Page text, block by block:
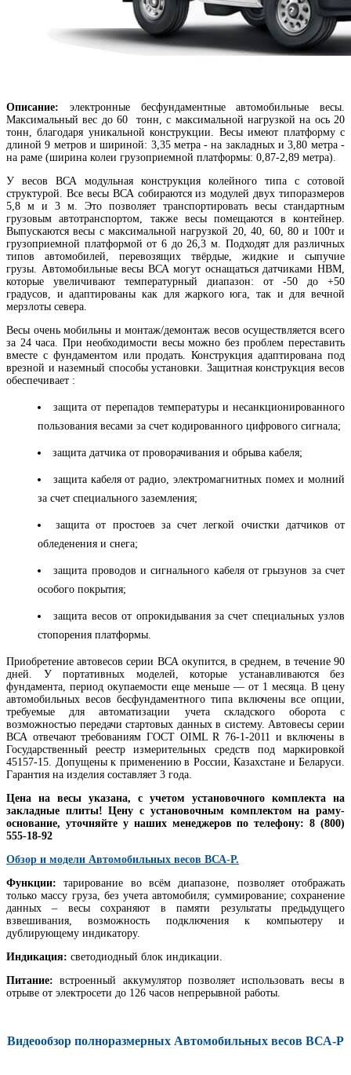
Описание:
электронные бесфундаментные автомобильные весы.
Максимальный вес до 60 тонн, с максимальной нагрузкой на ось 20
тонн, благодаря уникальной конструкции. Весы имеют платформу с
длиной 9 метров и шириной: 3,35 метра - на закладных и 3,80 метра -
на раме (ширина колеи грузоприемной платформы: 0,87-2,89 метра).
У весов ВСА модульная конструкция колейного типа с сотовой
структурой. Все весы ВСА собираются из модулей двух типоразмеров
5,8 м и 3 м. Это позволяет транспортировать весы стандартным
грузовым автотранспортом, также весы помещаются в контейнер.
Выпускаются весы с максимальной нагрузкой 20, 40, 60, 80 и 100т и
грузоприемной платформой от 6 до 26,3 м. Подходят для различных
типов автомобилей, перевозящих твёрдые, жидкие и сыпучие
грузы. Автомобильные весы ВСА могут оснащаться датчиками НВМ,
которые увеличивают температурный диапазон: от -50 до +50
градусов, и адаптированы как для жаркого юга, так и для вечной
мерзлоты севера.
Весы очень мобильны и монтаж/демонтаж весов осуществляется всего
за 24 часа. При необходимости весы можно без проблем переставить
вместе с фундаментом или продать. Конструкция адаптирована под
врезной и наземный способы установки. Защитная конструкция весов
обеспечивает :
защита от перепадов температуры и несанкционированного
пользования весами за счет кодированного цифрового сигнала;
защита датчика от проворачивания и обрыва кабеля;
защита кабеля от радио, электромагнитных помех и молний
за счет специального заземления;
защита от простоев за счет легкой очистки датчиков от
обледенения и снега;
защита проводов и сигнального кабеля от грызунов за счет
особого покрытия;
защита весов от опрокидывания за счет специальных узлов
стопорения платформы.
Приобретение автовесов серии ВСА окупится, в среднем, в течение 90
дней. У портативных моделей, которые устанавливаются без
фундамента, период окупаемости еще меньше — от 1 месяца. В цену
автомобильных весов бесфундаментного типа включены все опции,
требуемые для автоматизации учета складского оборота с
возможностью передачи стартовых данных в систему. Автовесы серии
ВСА отвечают требованиям ГОСТ OIML R 76-1-2011 и включены в
Государственный реестр измерительных средств под маркировкой
45157-15. Допущены к применению в России, Казахстане и Беларуси.
Гарантия на изделия составляет 3 года.
Цена на весы указана, с учетом установочного комплекта на
закладные плиты! Цену с установочным комплектом на раму-
основание, уточняйте у наших менеджеров по телефону: 8 (800)
555-18-92
Обзор и модели Автомобильных весов ВСА-Р.
Функции: тарирование во всём диапазоне, позволяет отображать
только массу груза, без учета автомобиля; суммирование; сохранение
данных – весы сохраняют в памяти результаты предыдущего
взвешивания, возможность подключения к компьютеру и
дублирующему индикатору.
Индикация: светодиодный блок индикации.
Питание: встроенный аккумулятор позволяет использовать весы в
отрыве от электросети до 126 часов непрерывной работы.
Видеообзор полноразмерных Автомобильных весов ВСА-Р